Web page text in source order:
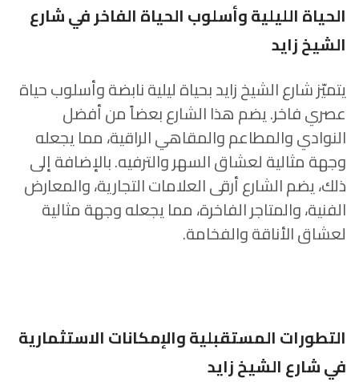
الحياة الليلية وأسلوب الحياة الفاخر في شارع
الشيخ زايد
يتميّز شارع الشيخ زايد بحياة ليلية نابضة وأسلوب حياة
عصري فاخر. يضم هذا الشارع بعضاً من أفضل
النوادي والمطاعم والمقاهي الراقية، مما يجعله
وجهة مثالية لعشاق السهر والترفيه. بالإضافة إلى
ذلك، يضم الشارع أرقى العلامات التجارية، والمعارض
الفنية، والمتاجر الفاخرة، مما يجعله وجهة مثالية
لعشاق الأناقة والفخامة.
التطورات المستقبلية والإمكانات الاستثمارية
في شارع الشيخ زايد